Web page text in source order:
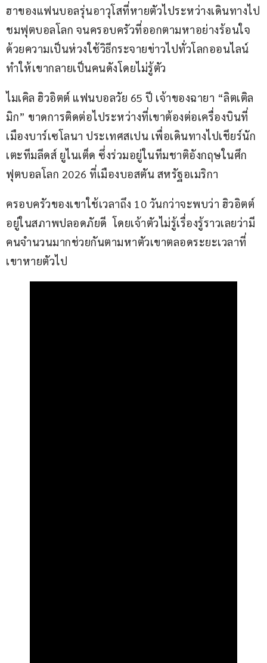
ฮาของแฟนบอลรุ่นอาวุโสที่หายตัวไประหว่างเดินทางไป
ชมฟุตบอลโลก จนครอบครัวที่ออกตามหาอย่างร้อนใจ
ด้วยความเป็นห่วงใช้วิธีกระจายข่าวไปทั่วโลกออนไลน์
ทำให้เขากลายเป็นคนดังโดยไม่รู้ตัว
ไมเคิล ฮิวอิตต์ แฟนบอลวัย 65 ปี เจ้าของฉายา “ลิตเติล
มิก” ขาดการติดต่อไประหว่างที่เขาต้องต่อเครื่องบินที่
เมืองบาร์เซโลนา ประเทศสเปน เพื่อเดินทางไปเชียร์นัก
เตะทีมลีดส์ ยูไนเต็ด ซึ่งร่วมอยู่ในทีมชาติอังกฤษในศึก
ฟุตบอลโลก 2026 ที่เมืองบอสตัน สหรัฐอเมริกา
ครอบครัวของเขาใช้เวลาถึง 10 วันกว่าจะพบว่า ฮิวอิตต์
อยู่ในสภาพปลอดภัยดี  โดยเจ้าตัวไม่รู้เรื่องรู้ราวเลยว่ามี
คนจำนวนมากช่วยกันตามหาตัวเขาตลอดระยะเวลาที่
เขาหายตัวไป